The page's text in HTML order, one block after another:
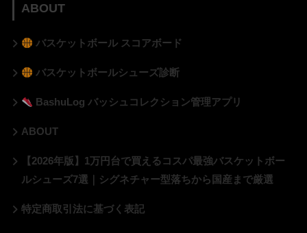
ABOUT
バスケットボール スコアボード
バスケットボールシューズ診断
BashuLog バッシュコレクション管理アプリ
ABOUT
【2026年版】1万円台で買えるコスパ最強バスケットボー
ルシューズ7選｜シグネチャー型落ちから国産まで厳選
特定商取引法に基づく表記